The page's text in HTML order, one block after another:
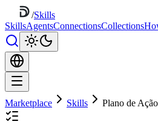
/Skills
SkillsAgentsConnectionsCollections
Marketplace Skills Plano de